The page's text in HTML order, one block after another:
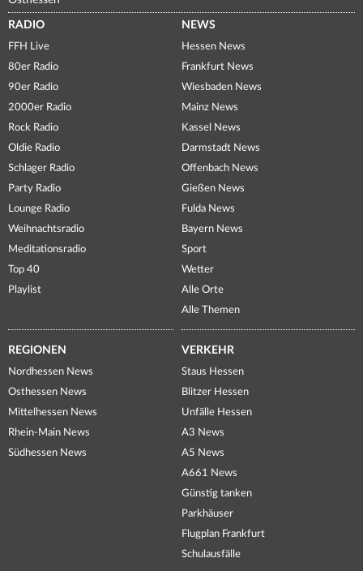
RADIO
FFH Live
80er Radio
90er Radio
2000er Radio
Rock Radio
Oldie Radio
Schlager Radio
Party Radio
Lounge Radio
Weihnachtsradio
Meditationsradio
Top 40
Playlist
NEWS
Hessen News
Frankfurt News
Wiesbaden News
Mainz News
Kassel News
Darmstadt News
Offenbach News
Gießen News
Fulda News
Bayern News
Sport
Wetter
Alle Orte
Alle Themen
REGIONEN
Nordhessen News
Osthessen News
Mittelhessen News
Rhein-Main News
Südhessen News
VERKEHR
Staus Hessen
Blitzer Hessen
Unfälle Hessen
A3 News
A5 News
A661 News
Günstig tanken
Parkhäuser
Flugplan Frankfurt
Schulausfälle